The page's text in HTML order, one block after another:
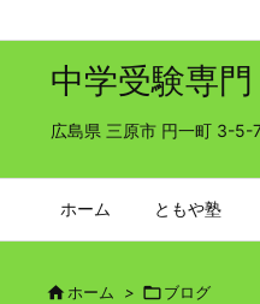
中学受験専
広島県 三原市 円一町
ホーム ともや塾
 ホーム > ブログ